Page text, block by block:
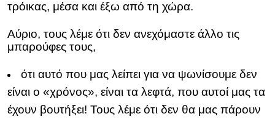
τρόικας, μέσα και έξω από τη χώρα.
Αύριο, τους λέμε ότι δεν ανεχόμαστε άλλο τις
μπαρούφες τους,
ότι αυτό που μας λείπει για να ψωνίσουμε δεν
είναι ο «χρόνος», είναι τα λεφτά, που αυτοί μας τα
έχουν βουτήξει! Τους λέμε ότι δεν θα μας πάρουν